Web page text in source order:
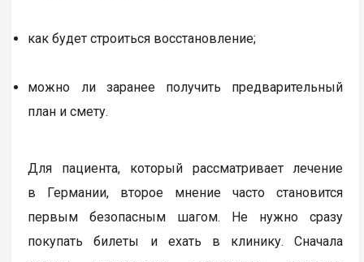
как будет строиться восстановление;
можно ли заранее получить предварительный
план и смету.
Для пациента, который рассматривает лечение
в Германии, второе мнение часто становится
первым безопасным шагом. Не нужно сразу
покупать билеты и ехать в клинику. Сначала